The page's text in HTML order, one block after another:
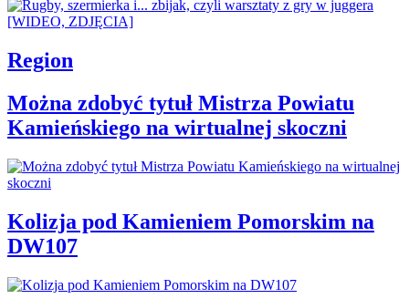
Region
Można zdobyć tytuł Mistrza Powiatu
Kamieńskiego na wirtualnej skoczni
Kolizja pod Kamieniem Pomorskim na
DW107